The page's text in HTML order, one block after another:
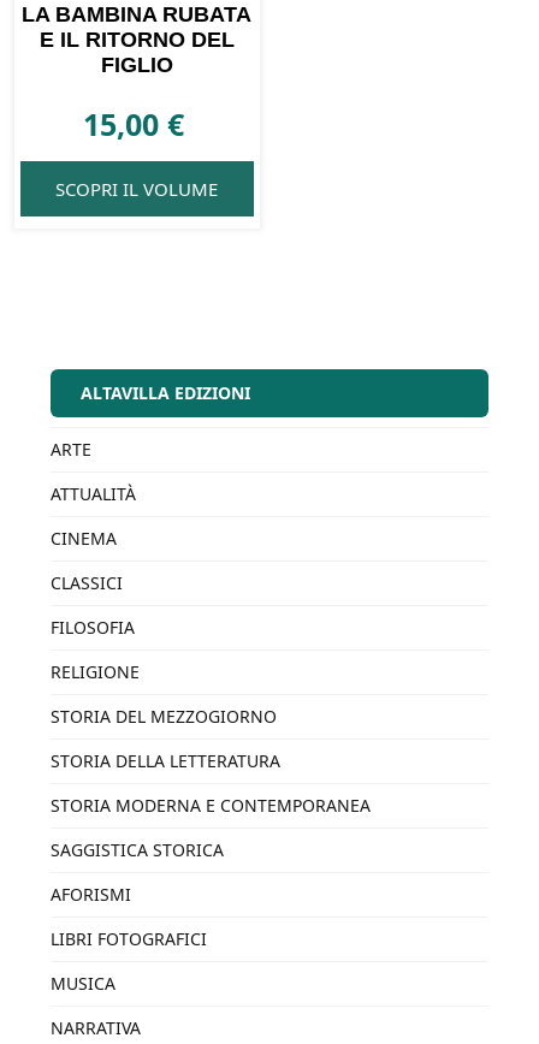
LA BAMBINA RUBATA
E IL RITORNO DEL
FIGLIO
15,00€
SCOPRI IL VOLUME
ALTAVILLA EDIZIONI
ARTE
ATTUALITÀ
CINEMA
CLASSICI
FILOSOFIA
RELIGIONE
STORIA DEL MEZZOGIORNO
STORIA DELLA LETTERATURA
STORIA MODERNA E CONTEMPORANEA
SAGGISTICA STORICA
AFORISMI
LIBRI FOTOGRAFICI
MUSICA
NARRATIVA